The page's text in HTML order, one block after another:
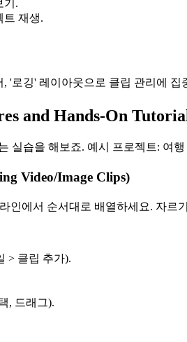
기.
트 재생.
'로깅' 레이아웃으로 클립 관리에
and Hands-On
실습을 해보죠. 예시 프로젝트: 여
Video/Image Clips)
인에서 순서대로 배열하세요. 자르
> 클립 추가).
, 드래그).